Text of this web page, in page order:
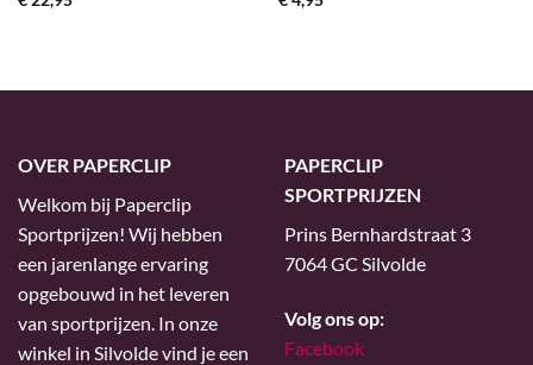
OVER PAPERCLIP
Welkom bij Paperclip
Sportprijzen! Wij hebben
een jarenlange ervaring
opgebouwd in het leveren
van sportprijzen. In onze
winkel in Silvolde vind je een
PAPERCLIP
SPORTPRIJZEN
Prins Bernhardstraat 3
7064 GC Silvolde
Volg ons op:
Facebook